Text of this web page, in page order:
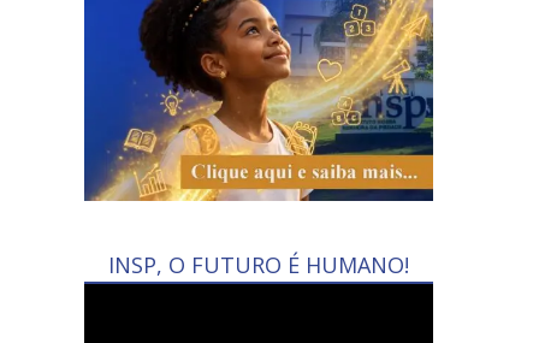
INSP, O FUTURO É HUMANO!